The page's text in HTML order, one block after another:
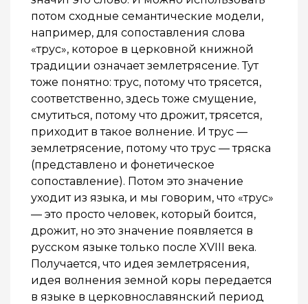
потом сходные семантические модели,
например, для сопоставления слова
«трус», которое в церковной книжной
традиции означает землетрясение. Тут
тоже понятно: трус, потому что трясется,
соответственно, здесь тоже смущение,
смутиться, потому что дрожит, трясется,
приходит в такое волнение. И трус —
землетрясение, потому что трус — тряска
(представлено и фонетическое
сопоставление). Потом это значение
уходит из языка, и мы говорим, что «трус»
— это просто человек, который боится,
дрожит, но это значение появляется в
русском языке только после XVIII века.
Получается, что идея землетрясения,
идея волнения земной коры передается
в языке в церковнославянский период